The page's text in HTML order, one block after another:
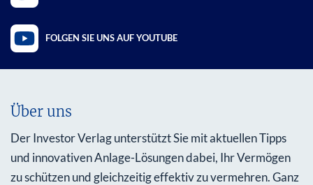
FOLGEN SIE UNS AUF YOUTUBE
Über uns
Der Investor Verlag unterstützt Sie mit aktuellen Tipps
und innovativen Anlage-Lösungen dabei, Ihr Vermögen
zu schützen und gleichzeitig effektiv zu vermehren. Ganz